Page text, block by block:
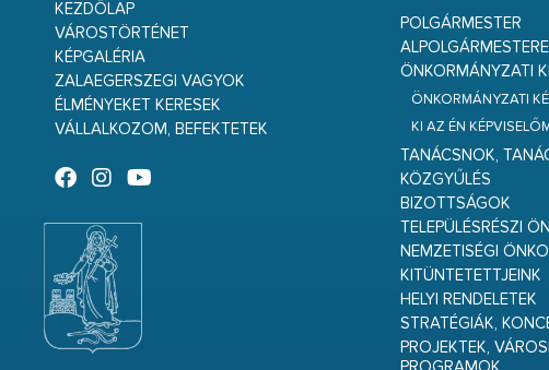
KEZDŐLAP
VÁROSTÖRTÉNET
KÉPGALÉRIA
ZALAEGERSZEGI VAGYOK
ÉLMÉNYEKET KERESEK
VÁLLALKOZOM, BEFEKTETEK
POLGÁRMESTER
ÖNKORMÁNYZATI
ÖNKORMÁNYZATI
KI AZ ÉN
TANÁCSNOK,
KÖZGYŰLÉS
BIZOTTSÁGOK
TELEPÜLÉSRÉSZI
NEMZETISÉGI
KITÜNTETETTJEINK
HELYI RENDELETEK
STRATÉGIÁK,
PROJEKTEK,